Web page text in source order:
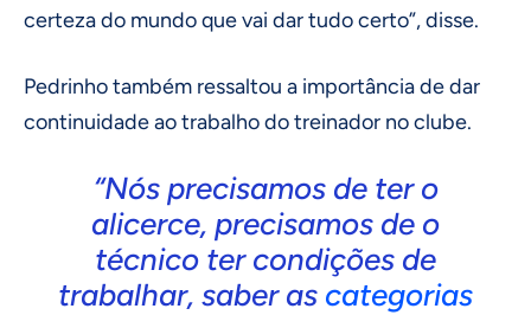
certeza do mundo que vai dar tudo certo”, disse.
Pedrinho também ressaltou a importância de dar
continuidade ao trabalho do treinador no clube.
“Nós precisamos de ter o
alicerce, precisamos de o
técnico ter condições de
trabalhar, saber as categorias